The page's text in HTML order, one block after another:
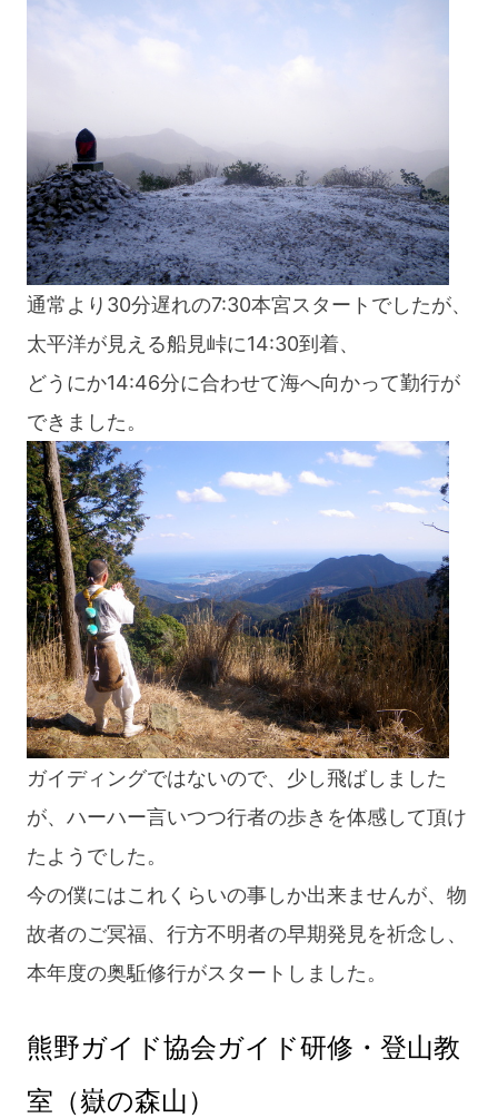
通常より30分遅れの7:30本宮スタートでしたが、
太平洋が見える船見峠に14:30到着、
どうにか14:46分に合わせて海へ向かって勤行が
できました。
ガイディングではないので、少し飛ばしました
が、ハーハー言いつつ行者の歩きを体感して頂け
たようでした。
今の僕にはこれくらいの事しか出来ませんが、物
故者のご冥福、行方不明者の早期発見を祈念し、
本年度の奥駈修行がスタートしました。
熊野ガイド協会ガイド研修・登山教
室（嶽の森山）